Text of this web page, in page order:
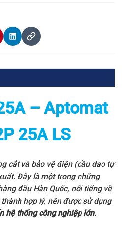
– Aptomat
25A LS
cắt và bảo vệ điện (cầu dao tự
Đây là một trong những
đầu Hàn Quốc, nổi tiếng về
hợp lý, nên được sử dụng
hệ thống công nghiệp lớn.